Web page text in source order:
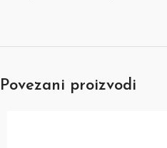
Povezani proizvodi